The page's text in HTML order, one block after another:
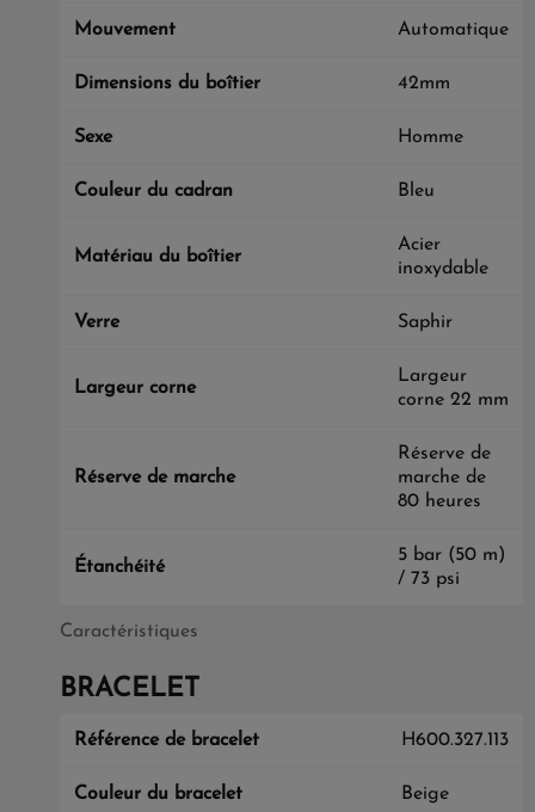
Caractéristiques
Mouvement Automatique
Dimensions du boîtier 42mm
Sexe Homme
Couleur du cadran Bleu
Matériau du boîtier
Acier
inoxydable
Verre Saphir
Largeur corne
Largeur
corne 22 mm
Réserve de marche
Réserve de
marche de
80 heures
Étanchéité
5 bar (50 m)
/ 73 psi
BRACELET
Référence de bracelet H600.327.113
Couleur du bracelet Beige